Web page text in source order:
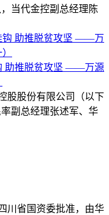
当代金控副总经理陈
助推脱贫攻坚 ——万源
股股份有限公司（以下
副总经理张述军、华
川省国资委批准，由华